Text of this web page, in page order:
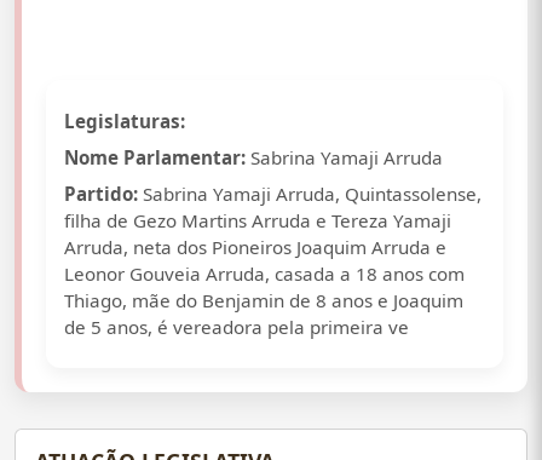
Legislaturas:
Nome Parlamentar: Sabrina Yamaji Arruda
Partido: Sabrina Yamaji Arruda, Quintassolense,
filha de Gezo Martins Arruda e Tereza Yamaji
Arruda, neta dos Pioneiros Joaquim Arruda e
Leonor Gouveia Arruda, casada a 18 anos com
Thiago, mãe do Benjamin de 8 anos e Joaquim
de 5 anos, é vereadora pela primeira ve